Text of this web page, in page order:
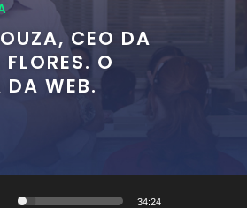
CEO DA
O
DA WEB.
34:24